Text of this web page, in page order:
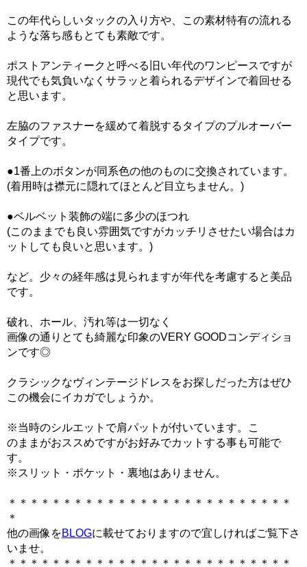
この年代らしいタックの入り方や、この素材特有の流れる
ような落ち感もとても素敵です。
ポストアンティークと呼べる旧い年代のワンピースですが
現代でも気負いなくサラッと着られるデザインで着回せる
と思います。
左脇のファスナーを緩めて着脱するタイプのプルオーバー
タイプです。
●1番上のボタンが同系色の他のものに交換されています。
(着用時は襟元に隠れてほとんど目立ちません。)
●ベルベット装飾の端に多少のほつれ
(このままでも良い雰囲気ですがカッチリさせたい場合はカ
ットしても良いと思います。)
など。少々の経年感は見られますが年代を考慮すると美品
です。
破れ、ホール、汚れ等は一切なく
画像の通りとても綺麗な印象のVERY GOODコンディショ
ンです◎
クラシックなヴィンテージドレスをお探しだった方はぜひ
この機会にイカガでしょうか。
※当時のシルエットで肩パットが付いています。こ
のままがおススめですがお好みでカットする事も可能で
す。
※スリット・ポケット・裏地はありません。
＊＊＊＊＊＊＊＊＊＊＊＊＊＊＊＊＊＊＊＊＊＊＊＊＊＊
＊
他の画像をBLOGに載せておりますので宜しければご覧下さ
いませ。
＊＊＊＊＊＊＊＊＊＊＊＊＊＊＊＊＊＊＊＊＊＊＊＊＊＊